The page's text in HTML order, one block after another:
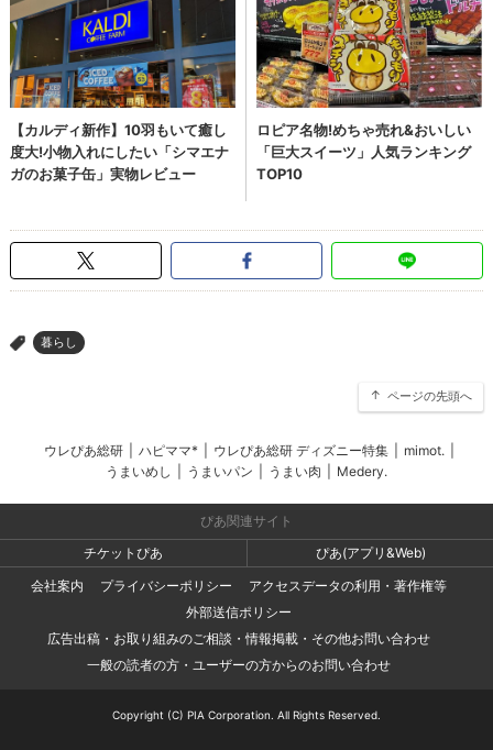
> 暮らし
ページの先頭へ
ウレぴあ総研 ハピママ* ウレぴあ総研 ディズニー特集 mimot.
うまいめし
うまいパン うまい肉 Medery.
ぴあ関連サイト
チケットぴあ
ぴあ(アプリ&Web)
会社案内
プライバシーポリシー
アクセスデータの利用・著作権等
外部送信ポリシー
広告出稿・お取り組みのご相談・情報掲載・その他お問い合わせ
一般の読者の方・ユーザーの方からのお問い合わせ
Copyright (C) PIA Corporation. All Rights Reserved.